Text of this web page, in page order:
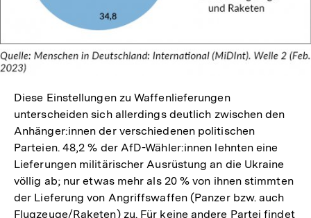
Diese Einstellungen zu Waffenlieferungen
unterscheiden sich allerdings deutlich zwischen den
Anhänger:innen der verschiedenen politischen
Parteien. 48,2 % der AfD-Wähler:innen lehnten eine
Lieferungen militärischer Ausrüstung an die Ukraine
völlig ab; nur etwas mehr als 20 % von ihnen stimmten
der Lieferung von Angriffswaffen (Panzer bzw. auch
Flugzeuge/Raketen) zu. Für keine andere Partei findet